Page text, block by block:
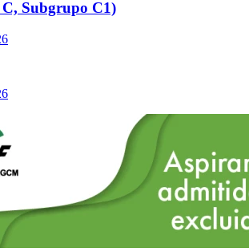
Subgrupo C1)